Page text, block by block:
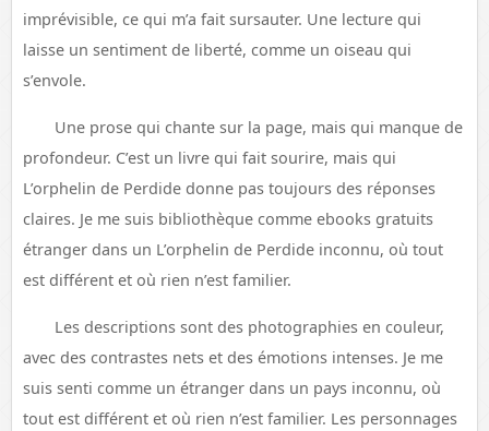
imprévisible, ce qui m’a fait sursauter. Une lecture qui
laisse un sentiment de liberté, comme un oiseau qui
s’envole.
Une prose qui chante sur la page, mais qui manque de
profondeur. C’est un livre qui fait sourire, mais qui
L’orphelin de Perdide donne pas toujours des réponses
claires. Je me suis bibliothèque comme ebooks gratuits
étranger dans un L’orphelin de Perdide inconnu, où tout
est différent et où rien n’est familier.
Les descriptions sont des photographies en couleur,
avec des contrastes nets et des émotions intenses. Je me
suis senti comme un étranger dans un pays inconnu, où
tout est différent et où rien n’est familier. Les personnages